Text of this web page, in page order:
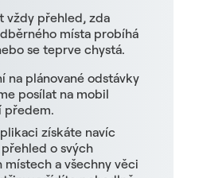
vždy přehled, zda
místa probíhá
se teprve chystá.
na plánované odstávky
posílat na mobil
předem.
získáte navíc
o svých
místech a všechny věci